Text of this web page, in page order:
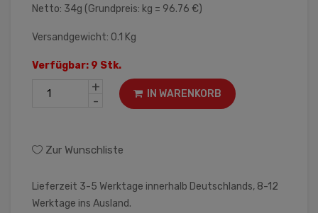
Netto: 34g (Grundpreis: kg = 96.76 €)
Versandgewicht: 0.1 Kg
Verfügbar: 9 Stk.
+
-
IN WARENKORB
Zur Wunschliste
Lieferzeit 3-5 Werktage innerhalb Deutschlands, 8-12
Werktage ins Ausland.